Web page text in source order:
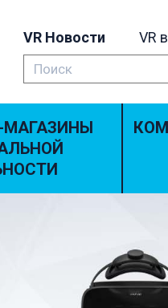
VR Новости VR
МАГАЗИНЫ